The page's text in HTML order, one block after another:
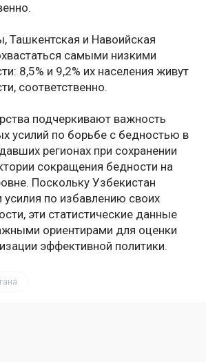
Ташкентская и Навоийская
самыми низкими
8,5% и 9,2% их населения живут
соответственно.
подчеркивают важность
усилий по борьбе с бедностью в
регионах при сохранении
сокращения бедности на
Поскольку Узбекистан
по избавлению своих
эти статистические данные
ориентирами для оценки
эффективной политики.